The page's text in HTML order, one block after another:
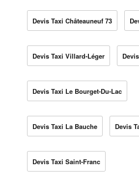
Devis Taxi Châteauneuf 73
Devis Taxi Villard-Léger
Devis Taxi Le Bourget-Du-Lac
Devis Taxi La Bauche Devis
Devis Taxi Saint-Franc